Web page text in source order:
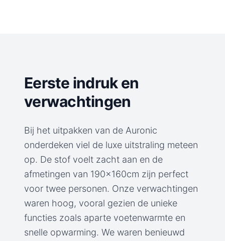
Eerste indruk en
verwachtingen
Bij het uitpakken van de Auronic
onderdeken viel de luxe uitstraling meteen
op. De stof voelt zacht aan en de
afmetingen van 190x160cm zijn perfect
voor twee personen. Onze verwachtingen
waren hoog, vooral gezien de unieke
functies zoals aparte voetenwarmte en
snelle opwarming. We waren benieuwd